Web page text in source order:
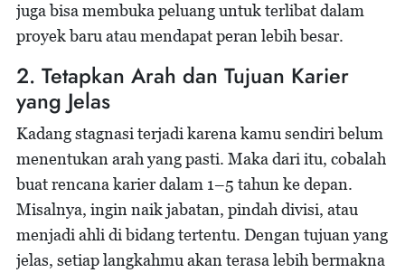
juga bisa membuka peluang untuk terlibat dalam
proyek baru atau mendapat peran lebih besar.
2. Tetapkan Arah dan Tujuan Karier
yang Jelas
Kadang stagnasi terjadi karena kamu sendiri belum
menentukan arah yang pasti. Maka dari itu, cobalah
buat rencana karier dalam 1–5 tahun ke depan.
Misalnya, ingin naik jabatan, pindah divisi, atau
menjadi ahli di bidang tertentu. Dengan tujuan yang
jelas, setiap langkahmu akan terasa lebih bermakna